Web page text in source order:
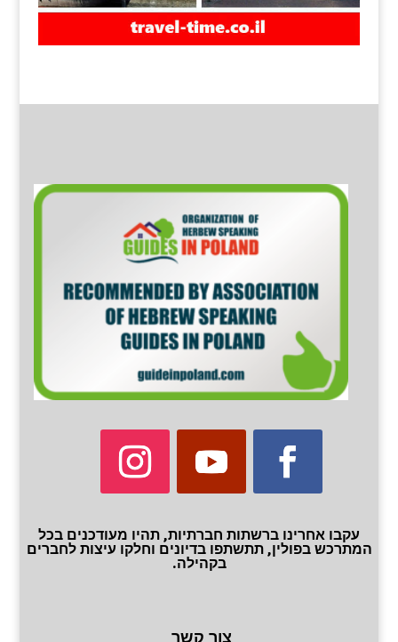
עקבו אחרינו ברשתות חברתיות, תהיו מעודכנים בכל
המתרכש בפולין, תתשתפו בדיונים וחלקו עיצות לחברים
בקהילה.
צור קשר